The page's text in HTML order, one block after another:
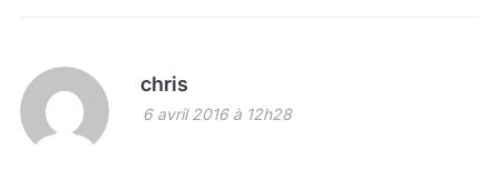
chris
6 avril 2016 à 12h28